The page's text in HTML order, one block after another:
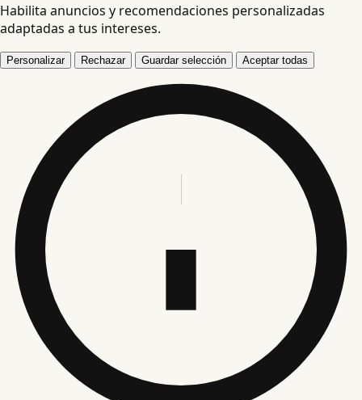
Habilita anuncios y recomendaciones personalizadas
adaptadas a tus intereses.
Personalizar Rechazar Guardar selección Aceptar todas